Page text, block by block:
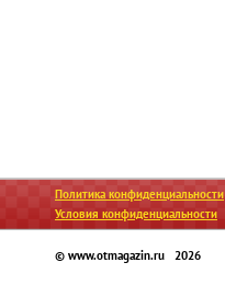
Политика конфиденциальности
Условия конфиденциальности
© www.otmagazin.ru 2026